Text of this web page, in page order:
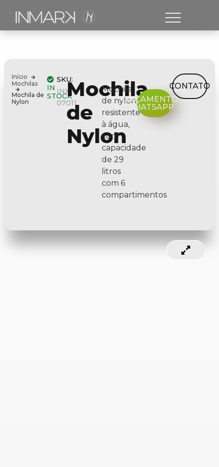
Início
Mochilas
Mochila de
Nylon
IN
STOCK
SKU:
INX-
07011
Mochila
de
Nylon
Mochila
de nylon
resistente
à água,
com
capacidade
de 29
litros
com 6
compartimentos
ORÇAMENTO
WHATSAPP
CONTATO